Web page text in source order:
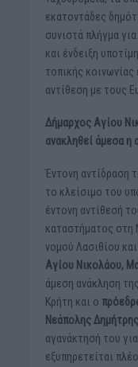
εκατοντάδες
συνιστά πλήγμα
και ένδειξη
τοπικής
αντίθεση με τους
Δήμαρχος Αγίου
ανακληθεί άμεσα η
Έντονη αντίδραση
το κλείσιμο του
έντονη αντίθεσή
καταστήματος στη
νομού Λασιθίου
Αγίου Νικολάου,
άμεση ανάκληση
Κρήτη και ο
Νεάπολης
αγανάκτησή του
εξυπηρετείται